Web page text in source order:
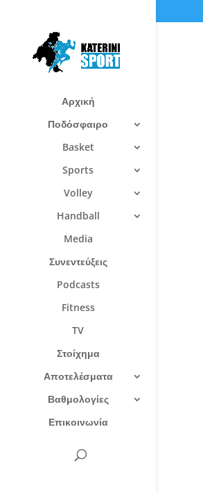
Αρχική
Ποδόσφαιρο
Basket
Sports
Volley
Handball
Media
Συνεντεύξεις
Podcasts
Fitness
TV
Στοίχημα
Αποτελέσματα
Βαθμολογίες
Επικοινωνία